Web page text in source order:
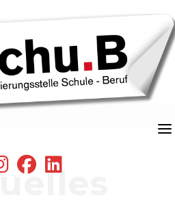
fab
fa-
fab
fa-